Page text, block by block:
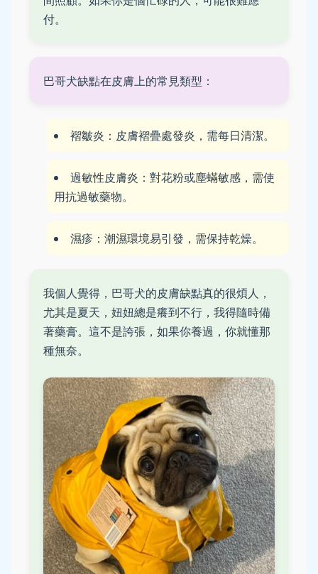
付。
巴哥犬缺點在皮膚上的常見類型：
褶皺炎：皮膚褶疊處發炎，需每日清潔。
過敏性皮膚炎：對花粉或塵蟎敏感，需使
用抗過敏藥物。
濕疹：潮濕環境易引發，需保持乾燥。
我個人覺得，巴哥犬的皮膚缺點真的很煩人，
尤其是夏天，妞妞總是癢到不行，我得隨時備
著藥膏。這不是誇張，如果你養過，你就懂那
種無奈。